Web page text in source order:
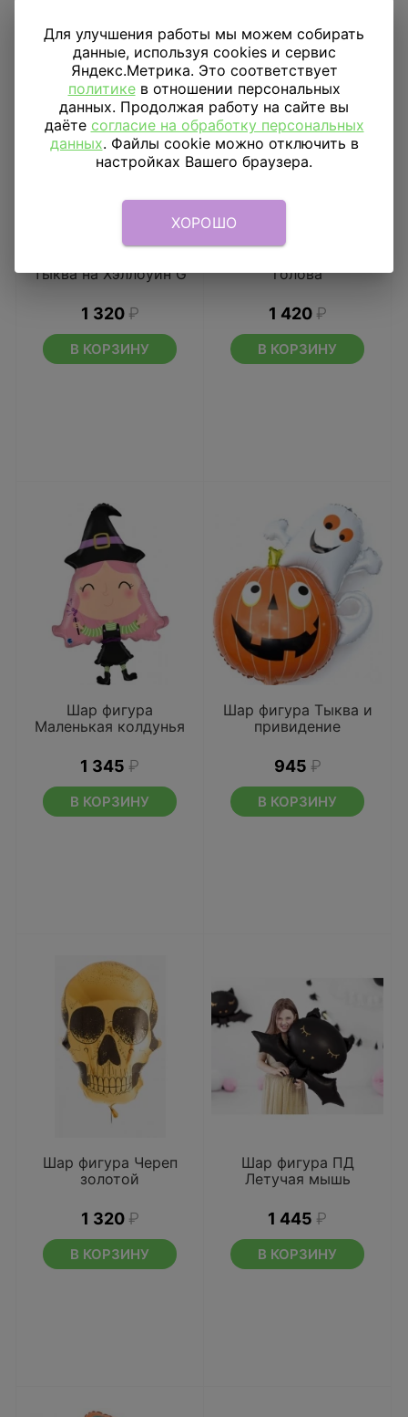
тыква на Хэллоуин G
1 320 ₽
В КОРЗИНУ
голова
1 420 ₽
В КОРЗИНУ
Шар фигура
Маленькая колдунья
1 345 ₽
В КОРЗИНУ
Шар фигура Тыква и
привидение
945 ₽
В КОРЗИНУ
Шар фигура Череп
золотой
1 320 ₽
В КОРЗИНУ
Шар фигура ПД
Летучая мышь
1 445 ₽
В КОРЗИНУ
Для улучшения работы мы можем собирать
данные, используя cookies и сервис
Яндекс.Метрика. Это соответствует
политикев отношении персональных
данных. Продолжая работу на сайте вы
даёте согласие на обработку персональных
данных. Файлы cookie можно отключить в
настройках Вашего браузера.
ХОРОШО